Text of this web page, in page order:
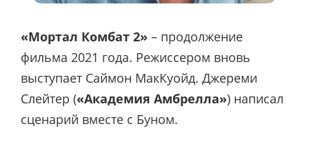
«Мортал Комбат 2» – продолжение
фильма 2021 года. Режиссером вновь
выступает Саймон МакКуойд. Джереми
Слейтер («Академия Амбрелла») написал
сценарий вместе с Буном.